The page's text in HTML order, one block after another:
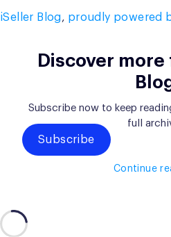
iSeller Blog, proudly powered
Discover
Subscribe now to keep
full
Subscribe
Continue